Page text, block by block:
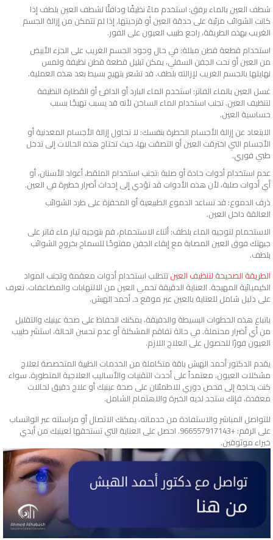
شطف العين بالماء برفق: استخدم ماءً نظيفًا ودافئًا لشطف العين بلطف إذا
كانت الشوائب مرئية على حدقة العين أو قزحيتها. إذا لم تتمكن من إزالة الجسم
الغريب بهذه الطريقة، راجع طبيب العيون على الفور.
استخدام قطعة قطن مبللة: في حال وجود الجسم الغريب على الجزء الأبيض
من العين أو تحت الجفن السفلي، يمكن تبليل قطعة قطن نظيفة ولمس
نهايتها بالجسم الغريب لإزالته بلطف. قد تشعر بتهيج بسيط بعد هذه العملية.
غسل العين بالماء الفاتر: استخدم الماء البارد أو الدافئ أو القطارة النظيفة
لتنظيف العين. تجنب استخدام الماء الساخن لأنه قد يسبب تهيجًا بسبب
حساسية العين.
الابتعاد عن إزالة الأجسام الخطرة بنفسك: لا تحاول إزالة الأجسام المعدنية أو
الأجسام التي اخترقت العين أو التصقت بها، حيث تحتاج هذه الحالات إلى تدخل
طبي فوري.
عدم استخدام أدوات حادة أو صلبة :تجنب استخدام الملقط، أعواد الأسنان، أو
أي أدوات صلبة، لأن هذه الأدوات قد تؤدي إلى إحداث أضرار خطيرة في العين.
ذرف الدموع: قد تساعد الدموع الطبيعية أو المحفزة على طرد الشوائب
العالقة داخل العين.
الاستحمام لتوجيه الماء بلطف: أثناء الاستحمام، قم بتوجيه تيار ماء فاتر على
جبهتك فوق العين المصابة مع إبقاء الجفن مفتوحًا للسماح بخروج الشوائب
بلطف.
الطريقة الصحيحة لتنظيف العينتتطلب استخدام أدوات معقمة وتجنب المواد
الكيميائية المهيجة. العناية الدقيقة تحمي العين من الالتهابات والمضاعفات. تعرف
على دليل شامل للعناية بالعين عبر موقع د. أحمد الهبش.
باتباع هذه الخطوات البسيطة والدقيقة، يمكنك الحفاظ على صحة عينيك والتقليل
من أي أضرار محتملة. في حالة تفاقم المشكلة أو عدم تحسن الحالة، استشر طبيب
العيون فورًا للحصول على العلاج اللازم.
يقدم الدكتور أحمد الهبش باقة متكاملة من الخدمات الطبية المتخصصة لعلاج
مشكلات العيون، معتمداً على أحدث التقنيات والأساليب العلاجية المتطورة. سواء
كنت بحاجة إلى فحص دوري للاطمئنان على صحة عينيك أو علاج دقيق لحالات
معقدة، فإنك ستجد لديه الخبرة والاهتمام الشامل.
للتواصل المباشر والاستفادة من خدماته، يمكنك الاتصال أو مراسلته عبر الواتساب
على الرقم: +966557917143. احصل على العناية التي تستحقها لعينيك من أيدي
خبراء موثوقين.